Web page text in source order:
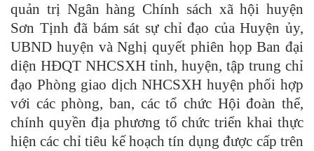
quản trị Ngân hàng Chính sách xã hội huyện
Sơn Tịnh đã bám sát sự chỉ đạo của Huyện ủy,
UBND huyện và Nghị quyết phiên họp Ban đại
diện HĐQT NHCSXH tỉnh, huyện, tập trung chỉ
đạo Phòng giao dịch NHCSXH huyện phối hợp
với các phòng, ban, các tổ chức Hội đoàn thể,
chính quyền địa phương tổ chức triển khai thực
hiện các chỉ tiêu kế hoạch tín dụng được cấp trên